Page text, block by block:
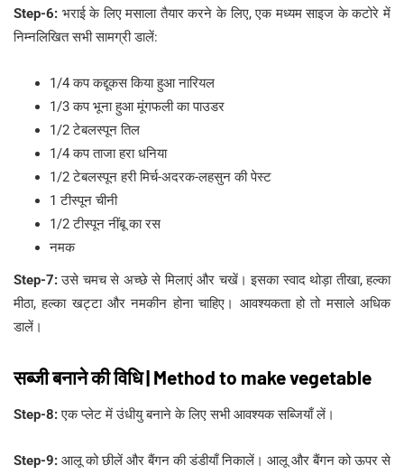
Step-6: भराई के लिए मसाला तैयार करने के लिए, एक मध्यम साइज के कटोरे में
निम्नलिखित सभी सामग्री डालें:
1/4 कप कद्दूकस किया हुआ नारियल
1/3 कप भूना हुआ मूंगफली का पाउडर
1/2 टेबलस्पून तिल
1/4 कप ताजा हरा धनिया
1/2 टेबलस्पून हरी मिर्च-अदरक-लहसुन की पेस्ट
1 टीस्पून चीनी
1/2 टीस्पून नींबू का रस
नमक
Step-7:उसे चमच से अच्छे से मिलाएं और चखें। इसका स्वाद थोड़ा तीखा, हल्का
मीठा, हल्का खट्टा और नमकीन होना चाहिए। आवश्यकता हो तो मसाले अधिक
डालें।
सब्जी बनाने की विधि | Method to make vegetable
Step-8:एक प्लेट में उंधीयु बनाने के लिए सभी आवश्यक सब्जियाँ लें।
Step-9: आलू को छीलें और बैंगन की डंडीयाँ निकालें। आलू और बैंगन को ऊपर से